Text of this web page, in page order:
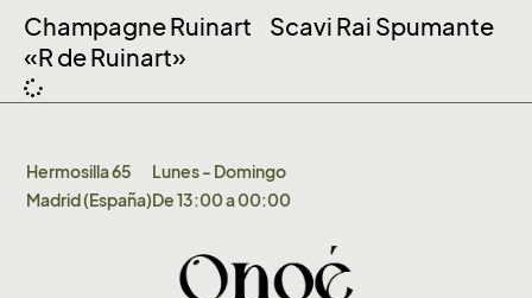
Champagne Ruinart
«R de Ruinart»
Scavi Rai Spumante
Hermosilla 65
Madrid (España)
Lunes - Domingo
De 13:00 a 00:00